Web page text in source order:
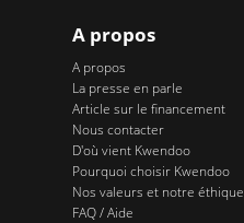
A propos
A propos
La presse en parle
Article sur le financement
Nous contacter
D'où vient Kwendoo
Pourquoi choisir Kwendoo
Nos valeurs et notre éthique
FAQ / Aide